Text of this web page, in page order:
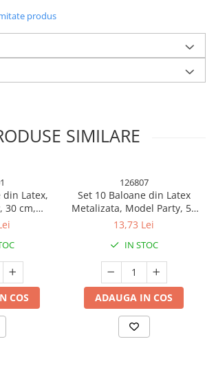
produs
SIMILARE
din Latex,
30 cm,
2.8 g
COS
126807
Set 10 Baloane din Latex
Metalizata, Model Party, 5x
Alb, 5x Nude, 23 cm, 2.2 g
13,73 Lei
IN STOC
ADAUGA IN COS